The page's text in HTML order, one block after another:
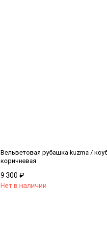
Вельветовая рубашка kuzma /
коричневая
9 300 ₽
Нет в наличии